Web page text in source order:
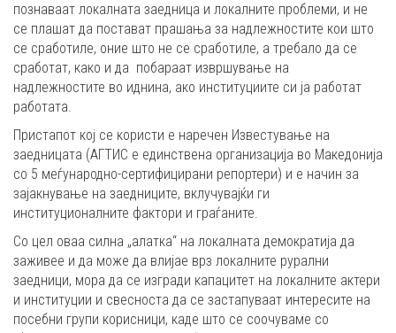
познаваат локалната заедница и локалните проблеми, и не
се плашат да постават прашања за надлежностите кои што
се сработиле, оние што не се сработиле, а требало да се
сработат, како и да побараат извршување на
надлежностите во иднина, ако институциите си ја работат
работата.
Пристапот кој се користи е наречен Известување на
заедницата (АГТИС е единствена организација во Македонија
со 5 меѓународно-сертифицирани репортери) и е начин за
зајакнување на заедниците, вклучувајќи ги
институционалните фактори и граѓаните.
Со цел оваа силна „алатка“ на локалната демократија да
заживее и да може да влијае врз локалните рурални
заедници, мора да се изгради капацитет на локалните актери
и институции и свесноста да се застапуваат интересите на
посебни групи корисници, каде што се соочуваме со